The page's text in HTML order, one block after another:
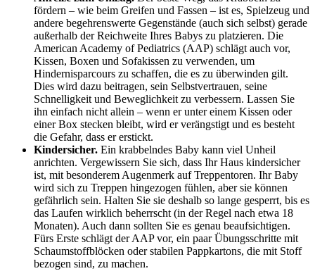
fördern – wie beim Greifen und Fassen – ist es, Spielzeug und
andere begehrenswerte Gegenstände (auch sich selbst) gerade
außerhalb der Reichweite Ihres Babys zu platzieren. Die
American Academy of Pediatrics (AAP) schlägt auch vor,
Kissen, Boxen und Sofakissen zu verwenden, um
Hindernisparcours zu schaffen, die es zu überwinden gilt.
Dies wird dazu beitragen, sein Selbstvertrauen, seine
Schnelligkeit und Beweglichkeit zu verbessern. Lassen Sie
ihn einfach nicht allein – wenn er unter einem Kissen oder
einer Box stecken bleibt, wird er verängstigt und es besteht
die Gefahr, dass er erstickt.
Kindersicher. Ein krabbelndes Baby kann viel Unheil
anrichten. Vergewissern Sie sich, dass Ihr Haus kindersicher
ist, mit besonderem Augenmerk auf Treppentoren. Ihr Baby
wird sich zu Treppen hingezogen fühlen, aber sie können
gefährlich sein. Halten Sie sie deshalb so lange gesperrt, bis es
das Laufen wirklich beherrscht (in der Regel nach etwa 18
Monaten). Auch dann sollten Sie es genau beaufsichtigen.
Fürs Erste schlägt der AAP vor, ein paar Übungsschritte mit
Schaumstoffblöcken oder stabilen Pappkartons, die mit Stoff
bezogen sind, zu machen.